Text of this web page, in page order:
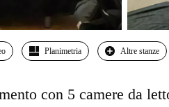
Planimetria Altre stanze
con 5 camere da